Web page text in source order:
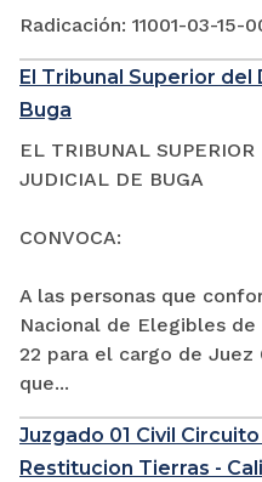
Radicación: 11001-03-15-
El Tribunal Superior
Buga
EL TRIBUNAL
JUDICIAL DE BUGA
CONVOCA:
A las personas que
Nacional de Elegibles
22 para el cargo de
que...
Juzgado 01 Civil
Restitucion Tierras - Cali